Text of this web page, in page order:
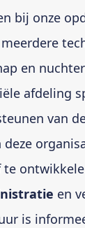
bij onze
en
afdeling
van
deze
te
en
is